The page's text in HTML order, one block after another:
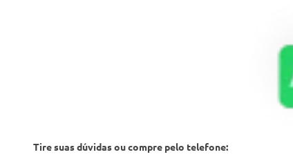
Tire suas dúvidas ou compre pelo telefone: